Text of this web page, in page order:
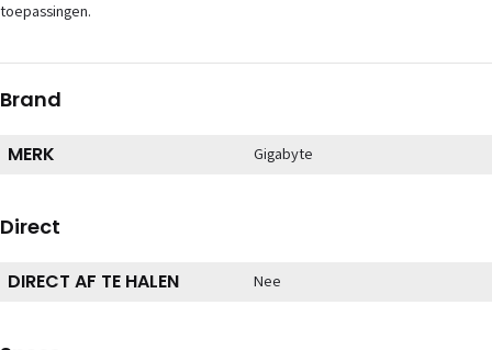
toepassingen.
Brand
MERK Gigabyte
Direct
DIRECT AF TE HALEN Nee